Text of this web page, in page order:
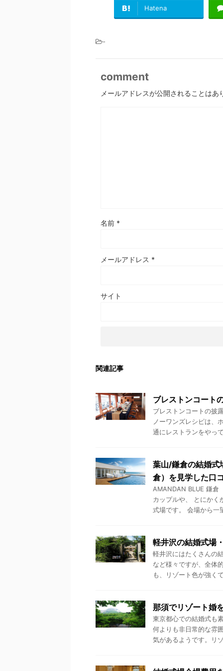
Hatena
-
comment
メールアドレスが公開されることはあ
名前 *
メールアドレス *
サイト
関連記事
ブレストンコート
ブレストンコートの披
ノーワンズレシピは、
通にレストランをやっ
葉山/鎌倉の結婚式
倉）を見学した口
AMANDAN BLUE 鎌倉
カップルや、 とにかく
式場です。 会場から一
軽井沢の結婚式場
軽井沢にはたくさんの
など様々ですが、全体
も、リゾート色が強く
那須でリゾート婚
東京都心での結婚式も
何よりも非日常的な雰
気があるようです。リ